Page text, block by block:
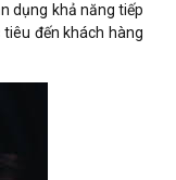
dụng khả năng tiếp
đến khách hàng